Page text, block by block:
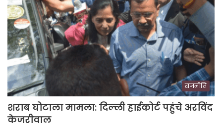
राजनीति
शराब घोटाला मामला: दिल्ली हाईकोर्ट पहुंचे अरविंद
केजरीवाल